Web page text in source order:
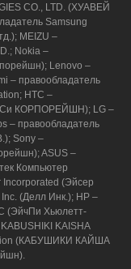
CO., LTD. (ХУАВЕЙ
Samsung
MEIZU –
Nokia –
Lenovo –
– правообладатель
HTC –
Си КОРПОРЕЙШН); LG –
– правообладатель
Sony –
ASUS –
Компьютер
Incorporated (Эйсер
(Делл Инк.); HP –
(ЭйчПи Хьюлетт-
KAISHA
(КАБУШИКИ КАЙША